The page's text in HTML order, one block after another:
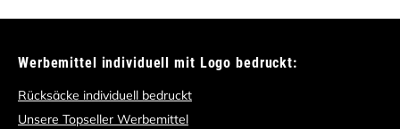
Werbemittel individuell mit Logo bedruckt:
Rücksäcke individuell bedruckt
Unsere Topseller Werbemittel